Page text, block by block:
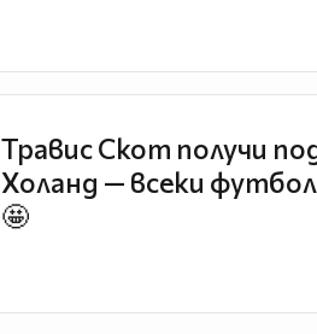
Травис Скот получи
Холанд — всеки
🤩